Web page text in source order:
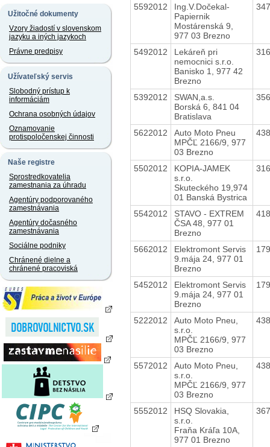
Užitočné dokumenty
Vzory žiadostí v slovenskom
jazyku a iných jazykoch
Právne predpisy
Užívateľský servis
Slobodný prístup k
informáciám
Ochrana osobných údajov
Oznamovanie
protispoločenskej činnosti
Naše registre
Sprostredkovatelia
zamestnania za úhradu
Agentúry podporovaného
zamestnávania
Agentúry dočasného
zamestnávania
Sociálne podniky
Chránené dielne a
chránené pracoviská
5592012
Ing.V.Dočekal-
Papiernik
Mostárenská 9,
977 03 Brezno
5492012
Lekáreň pri
nemocnici s.r.o.
Banisko 1, 977 42
Brezno
5392012
SWAN,a.s.
Borská 6, 841 04
Bratislava
5622012
Auto Moto Pneu
MPČĽ 2166/9, 977
03 Brezno
5502012
KOPIA-JAMEK
s.r.o.
Skuteckého 19,974
01 Banská Bystrica
5542012
STAVO - EXTREM
ČSA 48, 977 01
Brezno
5662012
Elektromont Servis
9.mája 24, 977 01
Brezno
5452012
Elektromont Servis
9.mája 24, 977 01
Brezno
5222012
Auto Moto Pneu,
s.r.o.
MPČĽ 2166/9, 977
03 Brezno
5572012
Auto Moto Pneu,
s.r.o.
MPČĽ 2166/9, 977
03 Brezno
5552012
HSQ Slovakia,
s.r.o.
Fraňa Kráľa 10A,
977 01 Brezno